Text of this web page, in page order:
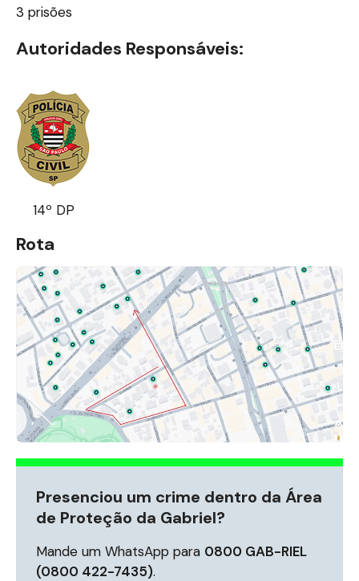
3 prisões
Autoridades Responsáveis:
14º DP
Rota
Presenciou um crime dentro da Área
de Proteção da Gabriel?
Mande um WhatsApp para 0800 GAB-RIEL
(0800 422-7435).